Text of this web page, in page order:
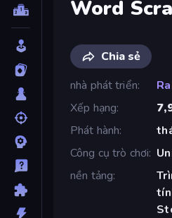
Word
Chia sẻ
nhà phát triển
Xếp hạng
Phát hành
Công cụ trò chơi
nền tảng